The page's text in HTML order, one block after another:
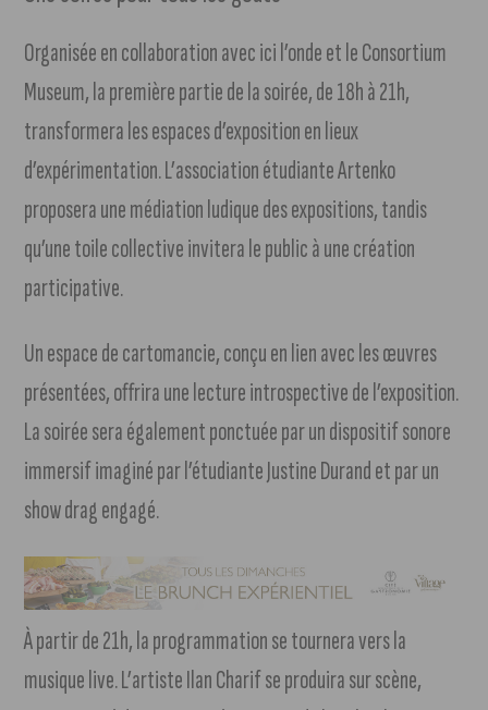
Organisée en collaboration avec ici l’onde et le Consortium
Museum, la première partie de la soirée, de 18h à 21h,
transformera les espaces d’exposition en lieux
d’expérimentation. L’association étudiante Artenko
proposera une médiation ludique des expositions, tandis
qu’une toile collective invitera le public à une création
participative.
Un espace de cartomancie, conçu en lien avec les œuvres
présentées, offrira une lecture introspective de l’exposition.
La soirée sera également ponctuée par un dispositif sonore
immersif imaginé par l’étudiante Justine Durand et par un
show drag engagé.
À partir de 21h, la programmation se tournera vers la
musique live. L’artiste Ilan Charif se produira sur scène,